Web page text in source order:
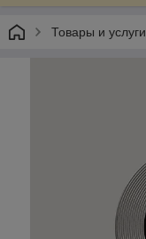
Товары и услуги